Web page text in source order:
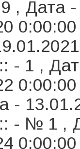
, Дата -
- 1 ,
-
- № 1 ,